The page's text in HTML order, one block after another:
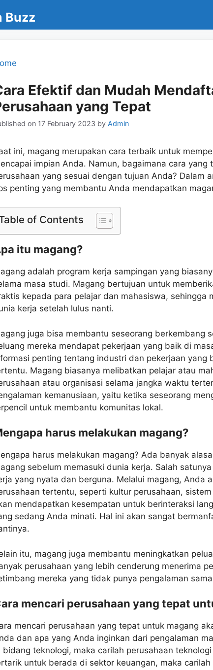
Buzz
Efektif dan Mudah
yang Tepat
on 17 February 2023 by Admin
ini, magang merupakan cara terbaik untuk
impian Anda. Namun, bagaimana cara
yang sesuai dengan tujuan Anda? Dalam
penting yang membantu Anda mendapatkan
of Contents
itu magang?
adalah program kerja sampingan yang
masa studi. Magang bertujuan untuk
kepada para pelajar dan mahasiswa, sehingga
kerja setelah lulus nanti.
juga bisa membantu seseorang berkembang
mereka mendapat pekerjaan yang baik di
penting tentang industri dan pekerjaan yang
Magang biasanya melibatkan pelajar atau
atau organisasi selama jangka waktu
kemanusiaan, yaitu ketika seseorang
untuk membantu komunitas lokal.
harus melakukan magang?
harus melakukan magang? Ada banyak
sebelum memasuki dunia kerja. Salah
yang nyata dan berguna. Melalui magang, Anda
tertentu, seperti kultur perusahaan,
mendapatkan kesempatan untuk berinteraksi
sedang Anda minati. Hal ini akan sangat
itu, magang juga membantu meningkatkan
perusahaan yang lebih cenderung menerima
mereka yang tidak punya pengalaman
mencari perusahaan yang tepat
mencari perusahaan yang tepat untuk magang
dan apa yang Anda inginkan dari pengalaman
bidang teknologi, maka carilah perusahaan
untuk berada di sektor keuangan, maka